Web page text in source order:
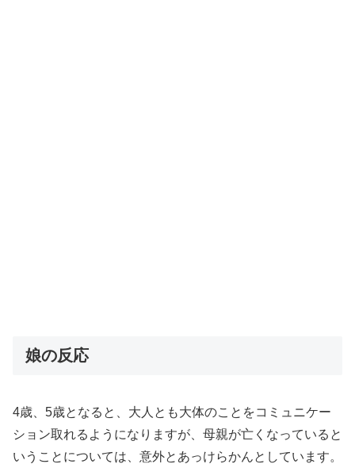
娘の反応
4歳、5歳となると、大人とも大体のことをコミュニケー
ション取れるようになりますが、母親が亡くなっていると
いうことについては、意外とあっけらかんとしています。